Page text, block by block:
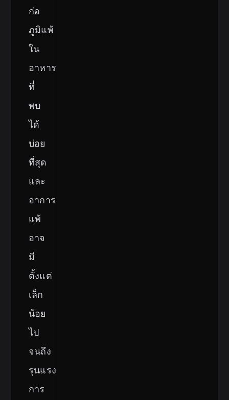
ก่อ
ภูมิแพ้
ใน
อาหาร
ที่
พบ
ได้
บ่อย
ที่สุด
และ
อาการ
แพ้
อาจ
มี
ตั้งแต่
เล็ก
น้อย
ไป
จนถึง
รุนแรง
การ